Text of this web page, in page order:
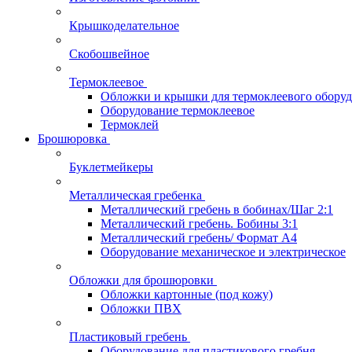
Крышкоделательное
Скобошвейное
Термоклеевое
Обложки и крышки для термоклеевого
Оборудование термоклеевое
Термоклей
Брошюровка
Буклетмейкеры
Металлическая гребенка
Металлический гребень в бобинах/Шаг 2:1
Металлический гребень. Бобины 3:1
Металлический гребень/ Формат А4
Оборудование механическое и электрическое
Обложки для брошюровки
Обложки картонные (под кожу)
Обложки ПВХ
Пластиковый гребень